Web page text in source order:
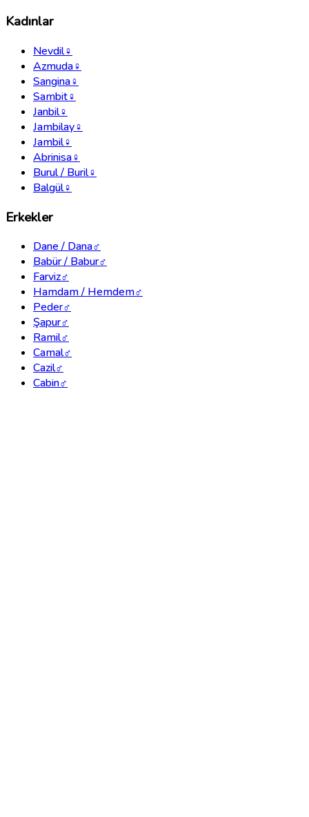
Kadınlar
Nevdil♀
Azmuda♀
Sangina♀
Sambit♀
Janbil♀
Jambilay♀
Jambil♀
Abrinisa♀
Burul / Buril♀
Balgül♀
Erkekler
Dane / Dana♂
Babür / Babur♂
Farviz♂
Hamdam / Hemdem♂
Peder♂
Şapur♂
Ramil♂
Camal♂
Cazil♂
Cabin♂